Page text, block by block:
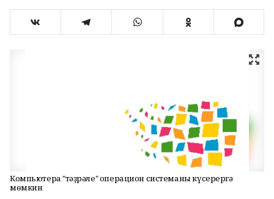
Компьютерға "тәҙрәле" операцион системаны күсерергә
мөмкин